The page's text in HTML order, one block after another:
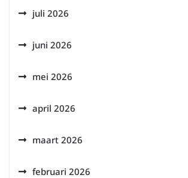
juli 2026
juni 2026
mei 2026
april 2026
maart 2026
februari 2026